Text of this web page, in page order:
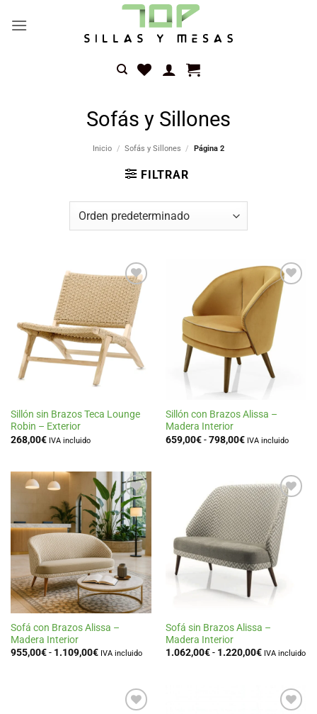
Sofás y Sillones
Inicio / Sofás y Sillones / Página 2
FILTRAR
Añadir
a la
lista
de
deseos
Sillón sin Brazos Teca Lounge
Robin – Exterior
268,00€ IVA incluido
Añadir
a la
lista
deseos
Sillón con Brazos Alissa –
Madera Interior
659,00€ - 798,00€Rango
hasta
798,00€
IVA incluido
Añadir
a la
lista
de
deseos
Sofá con Brazos Alissa –
Madera Interior
955,00€ - 1.109,00€Rango
955,00€
1.109,00€
IVA incluido
Añadir
a la
lista
de
deseos
Sofá sin Brazos Alissa –
Madera Interior
1.062,00€ - 1.220,00€Rango
1.062,00€
hasta
1.220,00€
IVA incluido